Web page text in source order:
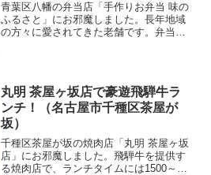
青葉区八幡の弁当店「手作りお弁当 味の
ふるさと」にお邪魔しました。長年地域
の方々に愛されてきた老舗です。弁当の
丸明 茶屋ヶ坂店で豪遊飛騨牛ラ
ンチ！（名古屋市千種区茶屋が
坂）
千種区茶屋が坂の焼肉店「丸明 茶屋ヶ坂
店」にお邪魔しました。飛騨牛を提供す
る焼肉店で、ランチタイムには1500～